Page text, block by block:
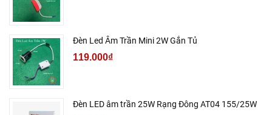
Đèn Led Âm Trần Mini 2W Gắn Tủ
119.000₫
Đèn LED âm trần 25W Rạng Đông AT04 155/25W